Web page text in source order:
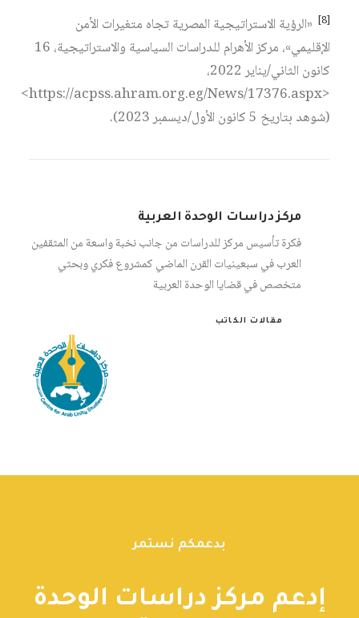
[8]
«الرؤية الاستراتيجية المصرية تجاه متغيرات الأمن
الإقليمي»، مركز الأهرام للدراسات السياسية والاستراتيجية، 16
كانون الثاني/يناير 2022،
<https://acpss.ahram.org.eg/News/17376.aspx>
(شوهد بتاريخ 5 كانون الأول/ديسمبر 2023).
مركز دراسات الوحدة العربية
فكرة تأسيس مركز للدراسات من جانب نخبة واسعة من المثقفين
العرب في سبعينيات القرن الماضي كمشروع فكري وبحثي
متخصص في قضايا الوحدة العربية
مقالات الكاتب
بدعمكم نستمر
إدعم مركز دراسات الوحدة